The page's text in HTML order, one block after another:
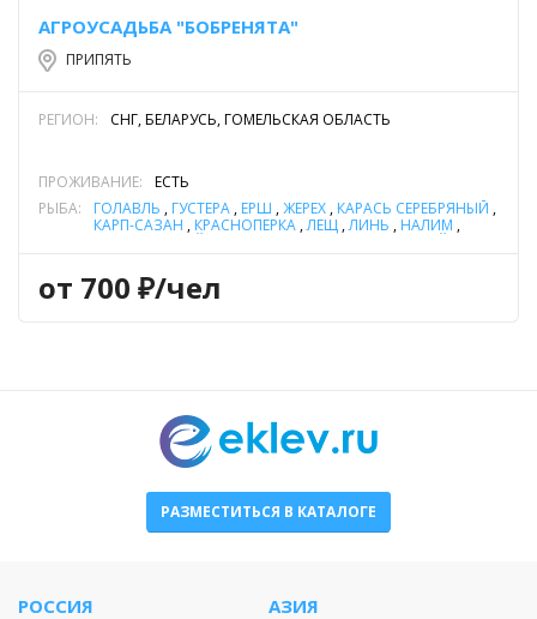
АГРОУСАДЬБА "БОБРЕНЯТА"
ПРИПЯТЬ
РЕГИОН: СНГ, БЕЛАРУСЬ, ГОМЕЛЬСКАЯ ОБЛАСТЬ
ПРОЖИВАНИЕ:
ЕСТЬ
РЫБА:
ГОЛАВЛЬ , ГУСТЕРА , ЁРШ ,ЖЕРЕХ , КАРАСЬ СЕРЕБРЯНЫЙ ,
КАРП-САЗАН , КРАСНОПЕРКА ,ЛЕЩ ,ЛИНЬ , НАЛИМ ,
от 700 ₽/чел
РАЗМЕСТИТЬСЯ В КАТАЛОГЕ
РОССИЯ АЗИЯ